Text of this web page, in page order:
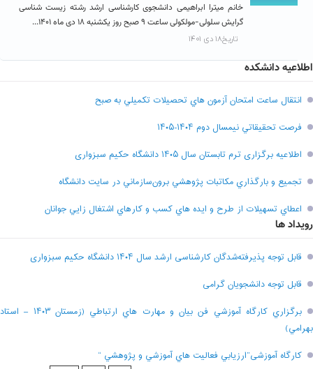
خانم میترا ابراهیمی دانشجوی کارشناسی ارشد رشته زیست شناسی
گرایش سلولی-مولکولی ساعت ۹ صبح روز یکشنبه ۱۸ دی ماه ۱۴۰۱...
تاریخ۱۸ دی ۱۴۰۱
اطلاعیه دانشکده
انتقال ساعت امتحان آزمون هاي تحصيلات تکميلي به صبح
فرصت تحقيقاتي نیمسال دوم ۱۴۰۴-۱۴۰۵
اطلاعیه برگزاری ترم تابستان سال ۱۴۰۵ دانشگاه حکیم سبزواری
تجميع و بارگذاري مکاتبات پژوهشي برون‌سازماني در سايت دانشگاه
اعطاي تسهيلات از طرح و ايده هاي کسب و کارهاي اشتغال زايي جوانان
رویداد ها
قابل توجه پذیرفته‌شدگان کارشناسی ارشد سال ۱۴۰۴ دانشگاه حکیم سبزواری
قابل توجه دانشجویان گرامی
برگزاري کارگاه آموزشي فن بيان و مهارت هاي ارتباطي (زمستان ۱۴۰۳ – استاد
بهرامي)
کارگاه آموزشی”ارزيابي فعاليت هاي آموزشي و پژوهشي “